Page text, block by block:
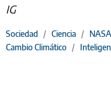
IG
Sociedad / Ciencia / NASA
Cambio Climático /